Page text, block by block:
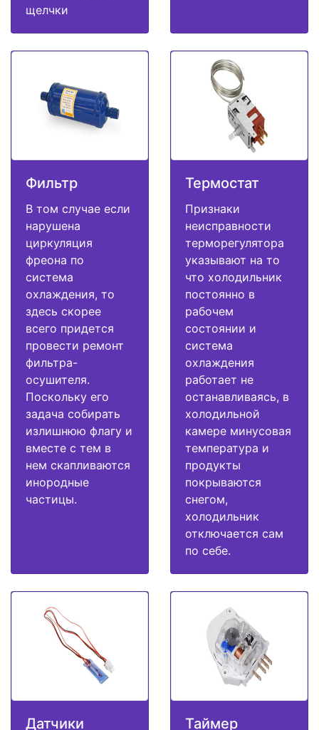
щелчки
Фильтр
В том случае если
нарушена
циркуляция
фреона по
система
охлаждения, то
здесь скорее
всего придется
провести ремонт
фильтра-
осушителя.
Поскольку его
задача собирать
излишнюю флагу и
вместе с тем в
нем скапливаются
инородные
частицы.
Термостат
Признаки
неисправности
терморегулятора
указывают на то
что холодильник
постоянно в
рабочем
состоянии и
система
охлаждения
работает не
останавливаясь, в
холодильной
камере минусовая
температура и
продукты
покрываются
снегом,
холодильник
отключается сам
по себе.
Датчики Таймер